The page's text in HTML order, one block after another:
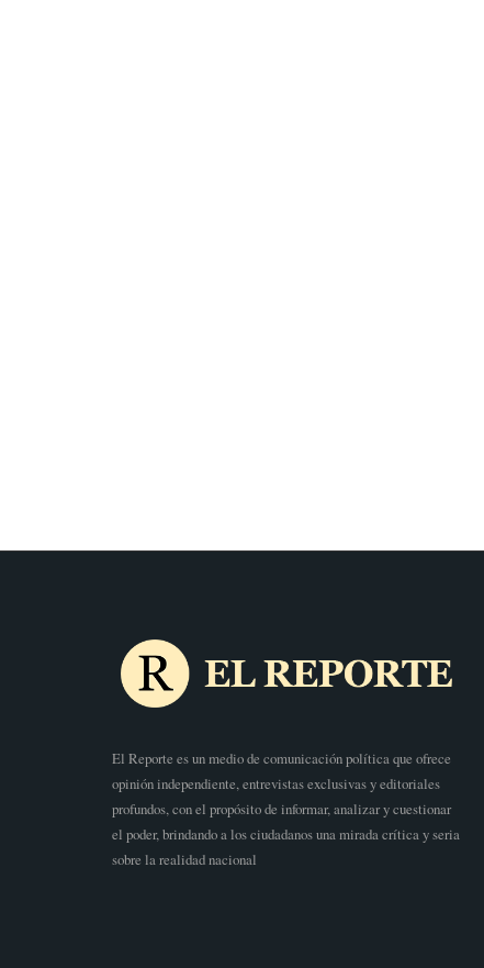
El Reporte es un medio de comunicación política que ofrece
opinión independiente, entrevistas exclusivas y editoriales
profundos, con el propósito de informar, analizar y cuestionar
el poder, brindando a los ciudadanos una mirada crítica y seria
sobre la realidad nacional